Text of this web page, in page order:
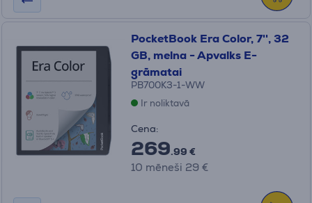
PocketBook Era Color, 7'', 32
GB, melna - Apvalks E-
grāmatai
PB700K3-1-WW
Ir noliktavā
Cena:
269.99 €
10 mēneši 29 €